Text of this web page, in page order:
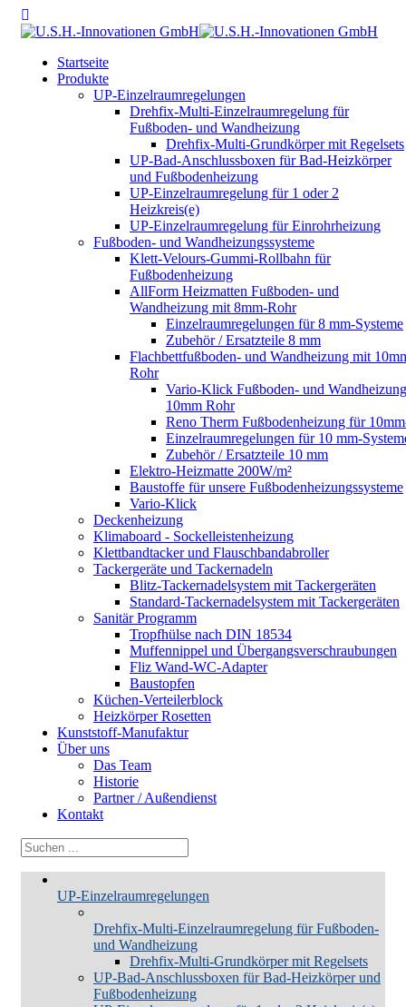
Startseite
Produkte
UP-Einzelraumregelungen
Drehfix-Multi-Einzelraumregelung für
Fußboden- und Wandheizung
Drehfix-Multi-Grundkörper mit Regelsets
UP-Bad-Anschlussboxen für Bad-Heizkörper
und Fußbodenheizung
UP-Einzelraumregelung für 1 oder 2
Heizkreis(e)
UP-Einzelraumregelung für Einrohrheizung
Fußboden- und Wandheizungssysteme
Klett-Velours-Gummi-Rollbahn für
Fußbodenheizung
AllForm Heizmatten Fußboden- und
Wandheizung mit 8mm-Rohr
Einzelraumregelungen für 8 mm-Systeme
Zubehör / Ersatzteile 8 mm
Flachbettfußboden- und Wandheizung mit
Rohr
Vario-Klick Fußboden- und
10mm Rohr
Reno Therm Fußbodenheizung für
Einzelraumregelungen für 10 mm-
Zubehör / Ersatzteile 10 mm
Elektro-Heizmatte 200W/m²
Baustoffe für unsere Fußbodenheizungssysteme
Vario-Klick
Deckenheizung
Klimaboard - Sockelleistenheizung
Klettbandtacker und Flauschbandabroller
Tackergeräte und Tackernadeln
Blitz-Tackernadelsystem mit Tackergeräten
Standard-Tackernadelsystem mit Tackergeräten
Sanitär Programm
Tropfhülse nach DIN 18534
Muffennippel und Übergangsverschraubungen
Fliz Wand-WC-Adapter
Baustopfen
Küchen-Verteilerblock
Heizkörper Rosetten
Kunststoff-Manufaktur
Über uns
Das Team
Historie
Partner / Außendienst
Kontakt
UP-Einzelraumregelungen
Drehfix-Multi-Einzelraumregelung für Fußboden-
und Wandheizung
Drehfix-Multi-Grundkörper mit Regelsets
UP-Bad-Anschlussboxen für Bad-Heizkörper und
Fußbodenheizung